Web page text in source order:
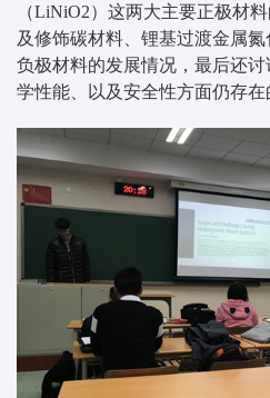
（LiNiO2）这两大主要正极材
及修饰碳材料、锂基过渡金属
负极材料的发展情况，最后还
学性能、以及安全性方面仍存在